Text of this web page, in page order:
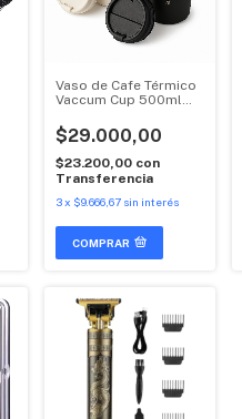
Vaso de Cafe Térmico
Vaccum Cup 500ml
$29.000,00
$23.200,00 con
Transferencia
3x $9.666,67 sin interés
COMPRAR